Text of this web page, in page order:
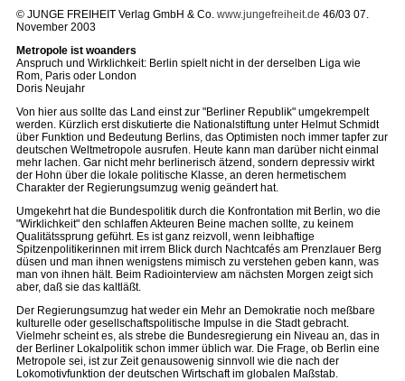
© JUNGE FREIHEIT Verlag GmbH & Co. www.jungefreiheit.de 46/03 07.
November 2003
Metropole ist woanders
Anspruch und Wirklichkeit: Berlin spielt nicht in der derselben Liga wie
Rom, Paris oder London
Doris Neujahr
Von hier aus sollte das Land einst zur "Berliner Republik" umgekrempelt
werden. Kürzlich erst diskutierte die Nationalstiftung unter Helmut Schmidt
über Funktion und Bedeutung Berlins, das Optimisten noch immer tapfer zur
deutschen Weltmetropole ausrufen. Heute kann man darüber nicht einmal
mehr lachen. Gar nicht mehr berlinerisch ätzend, sondern depressiv wirkt
der Hohn über die lokale politische Klasse, an deren hermetischem
Charakter der Regierungsumzug wenig geändert hat.
Umgekehrt hat die Bundespolitik durch die Konfrontation mit Berlin, wo die
"Wirklichkeit" den schlaffen Akteuren Beine machen sollte, zu keinem
Qualitätssprung geführt. Es ist ganz reizvoll, wenn leibhaftige
Spitzenpolitikerinnen mit irrem Blick durch Nachtcafés am Prenzlauer Berg
düsen und man ihnen wenigstens mimisch zu verstehen geben kann, was
man von ihnen hält. Beim Radiointerview am nächsten Morgen zeigt sich
aber, daß sie das kaltläßt.
Der Regierungsumzug hat weder ein Mehr an Demokratie noch meßbare
kulturelle oder gesellschaftspolitische Impulse in die Stadt gebracht.
Vielmehr scheint es, als strebe die Bundesregierung ein Niveau an, das in
der Berliner Lokalpolitik schon immer üblich war. Die Frage, ob Berlin eine
Metropole sei, ist zur Zeit genausowenig sinnvoll wie die nach der
Lokomotivfunktion der deutschen Wirtschaft im globalen Maßstab.